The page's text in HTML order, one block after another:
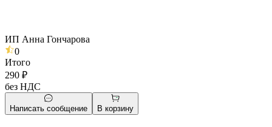
ИП Анна Гончарова
0
Итого
290 ₽
без НДС
Написать сообщение В корзину